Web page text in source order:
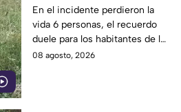
recuerda el fuerte
accidente de un tren en
Irapuato
En el incidente perdieron la
vida 6 personas, el recuerdo
duele para los habitantes de la
localidad.
08 agosto, 2026